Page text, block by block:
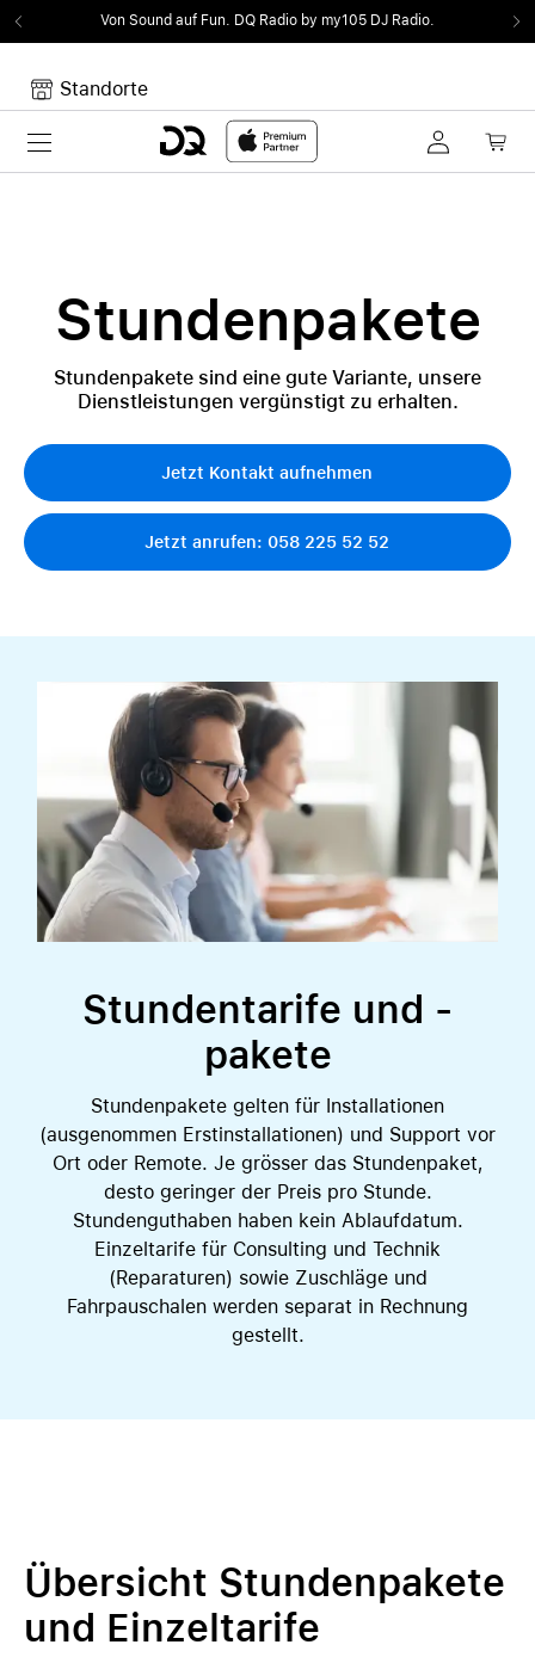
Von Sound auf Fun. DQ Radio by my105 DJ Radio.
Standorte
Toggle navigation
Stundenpakete
Stundenpakete sind eine gute Variante, unsere
Dienstleistungen vergünstigt zu erhalten.
Jetzt Kontakt aufnehmen
Jetzt anrufen: 058 225 52 52
Stundentarife und -
pakete
Stundenpakete gelten für Installationen
(ausgenommen Erstinstallationen) und Support vor
Ort oder Remote. Je grösser das Stundenpaket,
desto geringer der Preis pro Stunde.
Stundenguthaben haben kein Ablaufdatum.
Einzeltarife für Consulting und Technik
(Reparaturen) sowie Zuschläge und
Fahrpauschalen werden separat in Rechnung
gestellt.
Übersicht Stundenpakete
und Einzeltarife